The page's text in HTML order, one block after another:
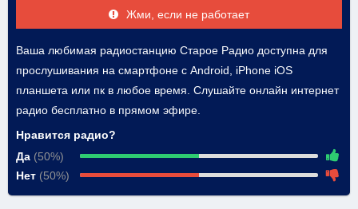
Жми, если не работает
Ваша любимая радиостанцию Старое Радио доступна для
прослушивания на смартфоне с Android, iPhone iOS
планшета или пк в любое время. Слушайте онлайн интернет
радио бесплатно в прямом эфире.
Нравится радио?
Да (50%)
Нет (50%)